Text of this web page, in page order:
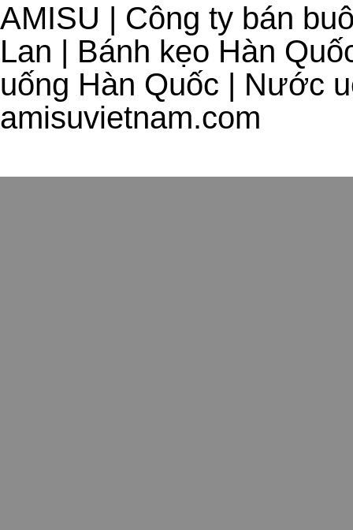
AMISU | Công ty bán
Lan | Bánh kẹo Hàn
uống Hàn Quốc | Nước
amisuvietnam.com